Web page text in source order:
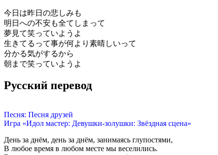
今日は昨日の悲しみも
明日への不安も全てしまって
夢見て笑っていようよ
生きてるって事が何より素晴しいって
分かる気がするから
朝まで笑っていようよ
Русский перевод
Песня: Песня друзей
Игра «Идол мастер: Девушки-золушки: Звёздная сцена»
День за днём, день за днём, занимаясь глупостями,
В любое время в любом месте мы веселились.